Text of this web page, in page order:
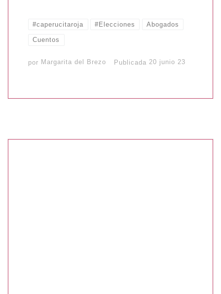
#caperucitaroja #Elecciones Abogados
Cuentos
por Margarita del Brezo Publicada 20 junio 23